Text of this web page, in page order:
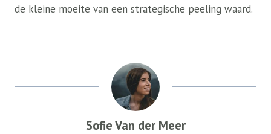
de kleine moeite van een strategische peeling waard.
Sofie Van der Meer